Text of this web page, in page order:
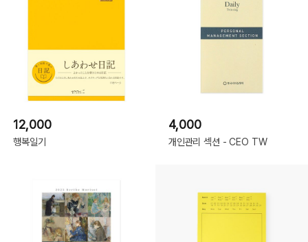
12,000
행복일기
4,000
개인관리 섹션 - CEO TW